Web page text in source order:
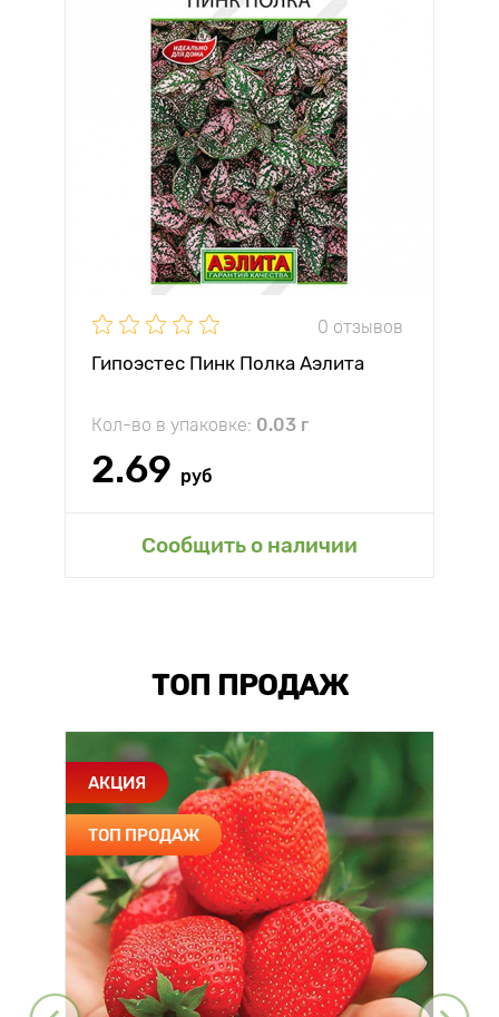
0 отзывов
Гипоэстес Пинк Полка Аэлита
Кол-во в упаковке: 0.03 г
2.69 руб
Сообщить о наличии
ТОП ПРОДАЖ
АКЦИЯ
ТОП ПРОДАЖ